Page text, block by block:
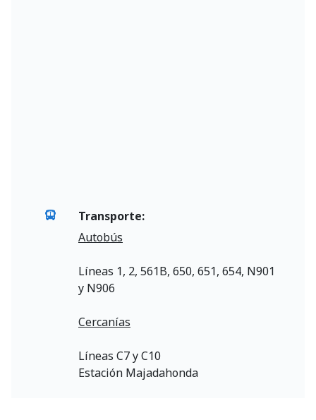
Transporte:
Autobús
Líneas 1, 2, 561B, 650, 651, 654, N901
y N906
Cercanías
Líneas C7 y C10
Estación Majadahonda